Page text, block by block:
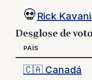
💀 Rick
Desglose de
PAÍS
🇨🇦 Canadá